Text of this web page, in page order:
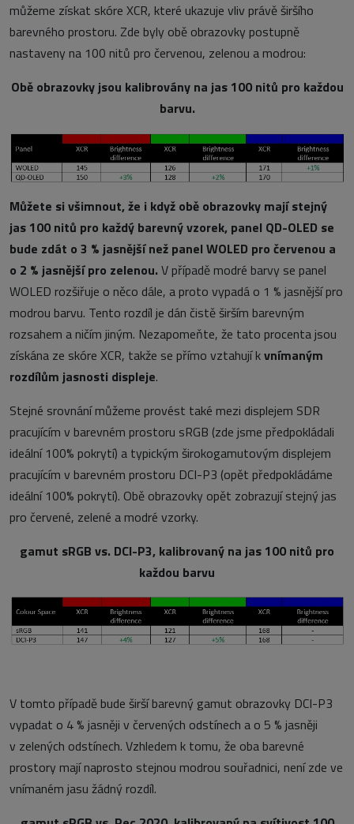
můžeme získat skóre XCR, které ukazuje vliv právě širšího
barevného prostoru. Zde byly obě obrazovky postupně
nastaveny na 100 nitů pro červenou, zelenou a modrou:
Obě obrazovky jsou kalibrovány na jas 100 nitů pro každou
barvu.
Můžete si všimnout, že i když obě obrazovky mají stejný
jas 100 nitů pro každý barevný vzorek, panel QD-OLED se
bude zdát o 3 % jasnější než panel WOLED pro červenou a
o 2 % jasnější pro zelenou. V případě modré barvy se panel
WOLED rozšiřuje o něco dále, a proto vypadá o 1 % jasnější pro
modrou barvu. Tento rozdíl je dán čistě širším barevným
rozsahem a ničím jiným. Nezapomeňte, že tato procenta jsou
získána ze skóre XCR, takže se přímo vztahují kvnímaným
rozdílům jasnosti displeje.
Stejné srovnání můžeme provést také mezi displejem SDR
pracujícím v barevném prostoru sRGB (zde jsme předpokládali
ideální 100% pokrytí) a typickým širokogamutovým displejem
pracujícím v barevném prostoru DCI-P3 (opět předpokládáme
ideální 100% pokrytí). Obě obrazovky opět zobrazují stejný jas
pro červené, zelené a modré vzorky.
gamut sRGB vs. DCI-P3, kalibrovaný na jas 100 nitů pro
každou barvu
V tomto případě bude širší barevný gamut obrazovky DCI-P3
vypadat o 4 % jasněji v červených odstínech a o 5 % jasněji
v zelených odstínech. Vzhledem k tomu, že oba barevné
prostory mají naprosto stejnou modrou souřadnici, není zde ve
vnímaném jasu žádný rozdíl.